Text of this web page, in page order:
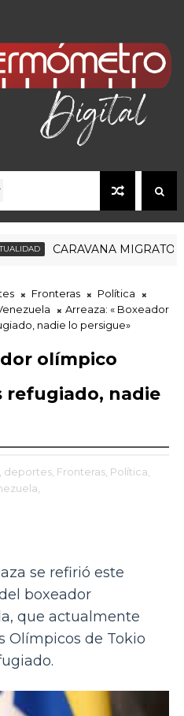
CARAVANA MIGRATORIA
Fronteras
Política
Arreaza: « Boxeador
nadie lo persigue»
olímpico
refugiado, nadie
deportes, Fronteras, Política,
se refirió este
boxeador
que actualmente
Olímpicos de Tokio